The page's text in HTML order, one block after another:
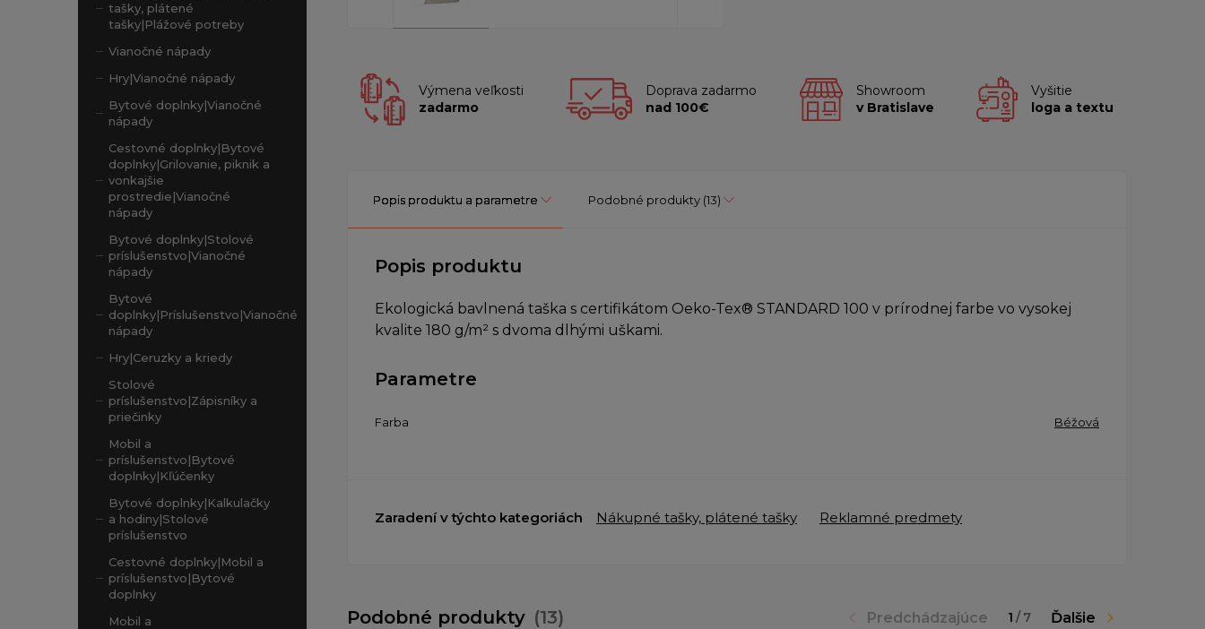
tašky, plátené
tašky|Plážové potreby
Vianočné nápady
Hry|Vianočné nápady
Bytové doplnky|Vianočné
nápady
Cestovné doplnky|Bytové
doplnky|Grilovanie, piknik a
vonkajšie
prostredie|Vianočné
nápady
Bytové doplnky|Stolové
príslušenstvo|Vianočné
nápady
Bytové
doplnky|Príslušenstvo|Vianočné
nápady
Hry|Ceruzky a kriedy
Stolové
príslušenstvo|Zápisníky a
priečinky
Mobil a
príslušenstvo|Bytové
doplnky|Kľúčenky
Bytové doplnky|Kalkulačky
a hodiny|Stolové
príslušenstvo
Cestovné doplnky|Mobil a
príslušenstvo|Bytové
doplnky
Mobil a
Výmena veľkosti
zadarmo
Doprava zadarmo
nad 100€
Showroom
v Bratislave
Vyšitie
loga a textu
Popis produktu a parametre Podobné produkty (13)
Popis produktu
Ekologická bavlnená taška s certifikátom Oeko-Tex® STANDARD 100 v prírodnej farbe vo vysokej
kvalite 180 g/m² s dvoma dlhými uškami.
Parametre
Farba Béžová
Zaradení v týchto kategoriách Nákupné tašky, plátené tašky Reklamné predmety
Podobné produkty (13) Predchádzajúce 1 / 7 Ďalšie